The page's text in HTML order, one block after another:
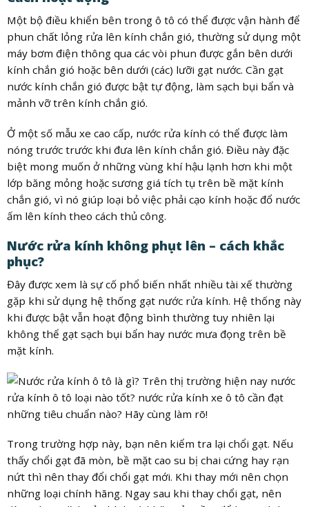
Một bộ điều khiển bên trong ô tô có thể được vận hành để
phun chất lỏng rửa lên kính chắn gió, thường sử dụng một
máy bơm điện thông qua các vòi phun được gắn bên dưới
kính chắn gió hoặc bên dưới (các) lưỡi gạt nước. Cần gạt
nước kính chắn gió được bật tự động, làm sạch bụi bẩn và
mảnh vỡ trên kính chắn gió.
Ở một số mẫu xe cao cấp, nước rửa kính có thể được làm
nóng trước trước khi đưa lên kính chắn gió. Điều này đặc
biệt mong muốn ở những vùng khí hậu lạnh hơn khi một
lớp băng mỏng hoặc sương giá tích tụ trên bề mặt kính
chắn gió, vì nó giúp loại bỏ việc phải cạo kính hoặc đổ nước
ấm lên kính theo cách thủ công.
Nước rửa kính không phụt lên – cách khắc
phục?
Đây được xem là sự cố phổ biến nhất nhiều tài xế thường
gặp khi sử dụng hệ thống gạt nước rửa kính. Hệ thống này
khi được bật vẫn hoạt động bình thường tuy nhiên lại
không thể gạt sạch bụi bẩn hay nước mưa đọng trên bề
mặt kính.
Trong trường hợp này, bạn nên kiểm tra lại chổi gạt. Nếu
thấy chổi gạt đã mòn, bề mặt cao su bị chai cứng hay rạn
nứt thì nên thay đổi chổi gạt mới. Khi thay mới nên chọn
những loại chính hãng. Ngay sau khi thay chổi gạt, nên